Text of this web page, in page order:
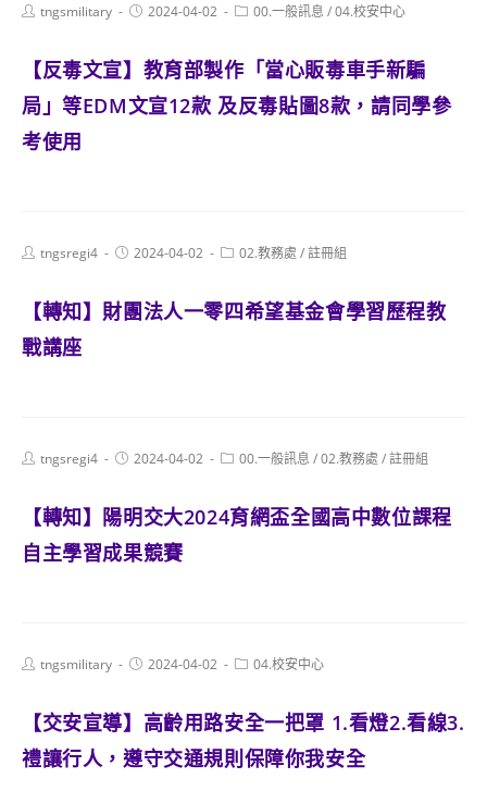
Posttngsmilitary
Post2024-04-02
Post00.一般訊息 /04.校安中心
【反毒文宣】教育部製作「當心販毒車手新騙
局」等EDM文宣12款 及反毒貼圖8款，請同學參
考使用
Posttngsregi4
Post2024-04-02
Post02.教務處 /註冊組
【轉知】財團法人一零四希望基金會學習歷程教
戰講座
Posttngsregi4
Post2024-04-02
Post00.一般訊息 /02.教務處 /註冊組
【轉知】陽明交大2024育網盃全國高中數位課程
自主學習成果競賽
Posttngsmilitary
Post2024-04-02
Post04.校安中心
【交安宣導】高齡用路安全一把罩 1.看燈2.看線3.
禮讓行人，遵守交通規則保障你我安全